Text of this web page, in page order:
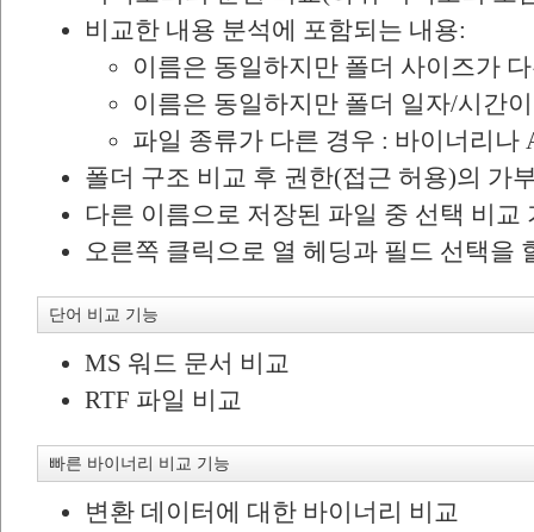
비교한 내용 분석에 포함되는 내용:
이름은 동일하지만 폴더 사이즈가
이름은 동일하지만 폴더 일자/시간
파일 종류가 다른 경우 : 바이너리나
폴더 구조 비교 후 권한(접근 허용)의 가
다른 이름으로 저장된 파일 중 선택 비교
오른쪽 클릭으로 열 헤딩과 필드 선택을
단어 비교 기능
MS 워드 문서 비교
RTF 파일 비교
빠른 바이너리 비교 기능
변환 데이터에 대한 바이너리 비교